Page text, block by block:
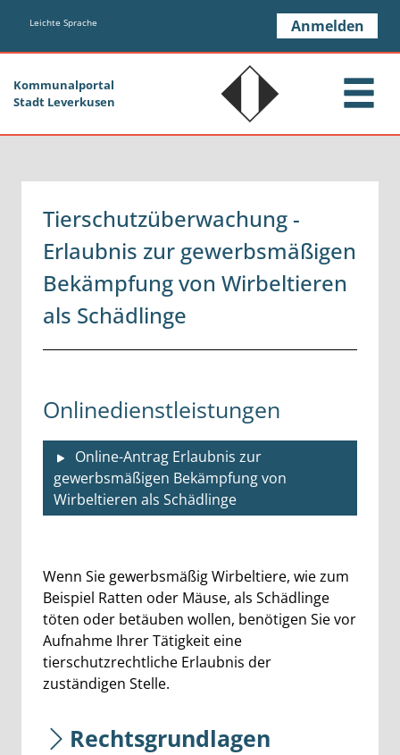
Zum Hauptinhalt springen
Leichte Sprache Anmelden
Kommunalportal
Stadt Leverkusen
Tierschutzüberwachung -
Erlaubnis zur gewerbsmäßigen
Bekämpfung von Wirbeltieren
als Schädlinge
Onlinedienstleistungen
Online-Antrag Erlaubnis zur
gewerbsmäßigen Bekämpfung von
Wirbeltieren als Schädlinge
Beschreibung
Wenn Sie gewerbsmäßig Wirbeltiere, wie zum
Beispiel Ratten oder Mäuse, als Schädlinge
töten oder betäuben wollen, benötigen Sie vor
Aufnahme Ihrer Tätigkeit eine
tierschutzrechtliche Erlaubnis der
zuständigen Stelle.
Rechtsgrundlagen